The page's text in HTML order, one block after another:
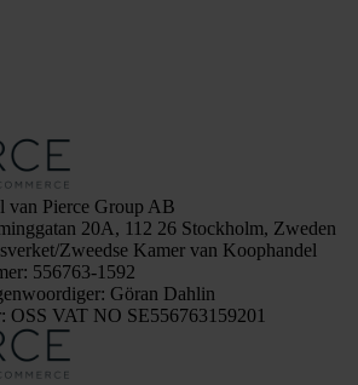
van Pierce Group AB
20A, 112 26 Stockholm, Zweden
Zweedse Kamer van Koophandel
556763-1592
Göran Dahlin
OSS VAT NO SE556763159201